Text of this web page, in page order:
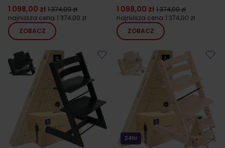
1 098,00 zł 1 374,00 zł
najniższa cena 1 374,00 zł
ZOBACZ
1 098,00 zł 1 374,00 zł
najniższa cena 1 374,00 zł
ZOBACZ
24h!